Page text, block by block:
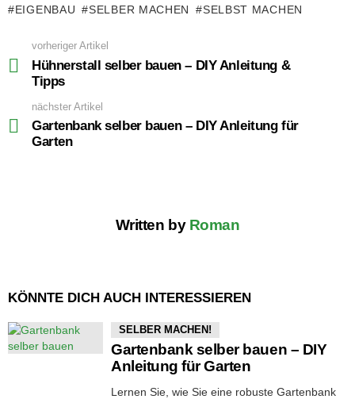
EIGENBAU SELBER MACHEN SELBST MACHEN
more
vorheriger Artikel
Hühnerstall selber bauen – DIY Anleitung &
Tipps
nächster Artikel
Gartenbank selber bauen – DIY Anleitung für
Garten
Written by Roman
KÖNNTE DICH AUCH INTERESSIEREN
SELBER MACHEN!
Gartenbank selber bauen – DIY
Anleitung für Garten
Lernen Sie, wie Sie eine robuste Gartenbank